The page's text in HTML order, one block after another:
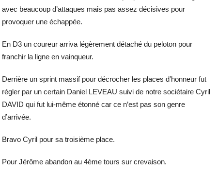
avec beaucoup d’attaques mais pas assez décisives pour
provoquer une échappée.
En D3 un coureur arriva légèrement détaché du peloton pour
franchir la ligne en vainqueur.
Derrière un sprint massif pour décrocher les places d’honneur fut
régler par un certain Daniel LEVEAU suivi de notre sociétaire Cyril
DAVID qui fut lui-même étonné car ce n’est pas son genre
d’arrivée.
Bravo Cyril pour sa troisième place.
Pour Jérôme abandon au 4ème tours sur crevaison.